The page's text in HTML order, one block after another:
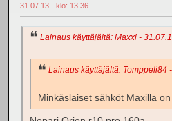
31.07.13 - klo: 13.36
Lainaus käyttäjältä: Maxxi -
Lainaus käyttäjältä: Tomppeli84
Minkäslaiset sähköt Maxilla